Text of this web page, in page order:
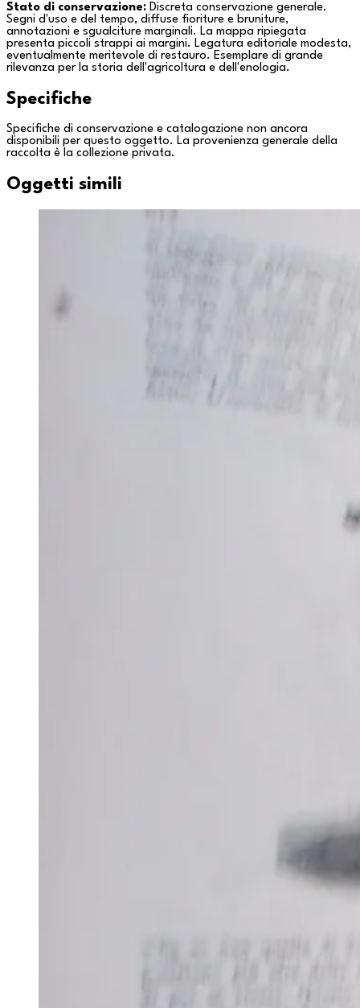
Stato di conservazione: Discreta conservazione generale.
Segni d'uso e del tempo, diffuse fioriture e bruniture,
annotazioni e sgualciture marginali. La mappa ripiegata
presenta piccoli strappi ai margini. Legatura editoriale modesta,
eventualmente meritevole di restauro. Esemplare di grande
rilevanza per la storia dell'agricoltura e dell'enologia.
Specifiche
Specifiche di conservazione e catalogazione non ancora
disponibili per questo oggetto. La provenienza generale della
raccolta è la collezione privata.
Oggetti simili